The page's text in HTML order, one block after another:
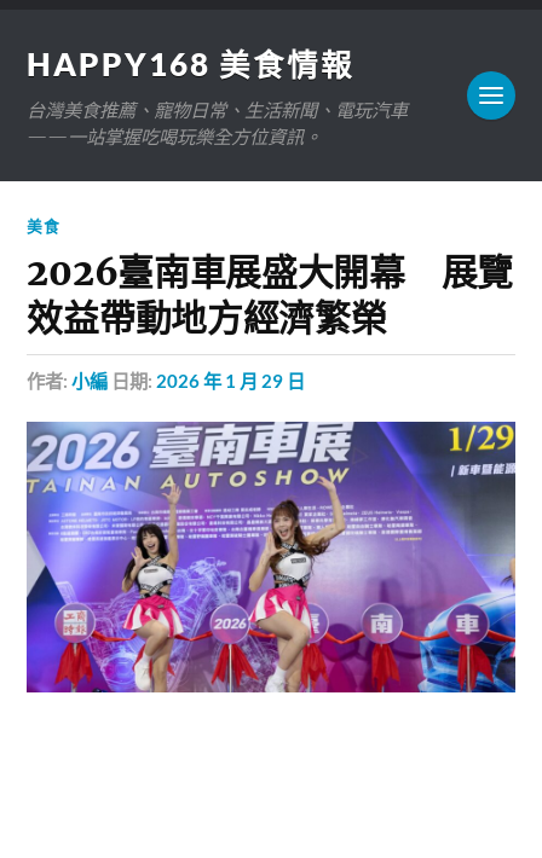
HAPPY168 美食情報
台灣美食推薦、寵物日常、生活新聞、電玩汽車
——一站掌握吃喝玩樂全方位資訊。
美食
2026臺南車展盛大開幕 展覽
效益帶動地方經濟繁榮
作者:小編 日期: 2026 年 1 月 29 日